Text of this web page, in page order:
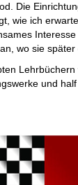
Die
wie ich
wo sie später
und